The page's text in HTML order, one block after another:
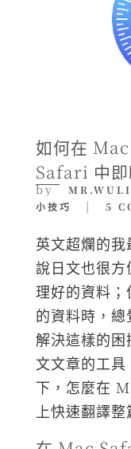
如何在
Safari 中即
by MR.WULI
小技巧
| 5
英文超爛的
說日文也很
理好的資料
的資料時，
解決這樣的
文文章的工
下，怎麼在
上快速翻譯